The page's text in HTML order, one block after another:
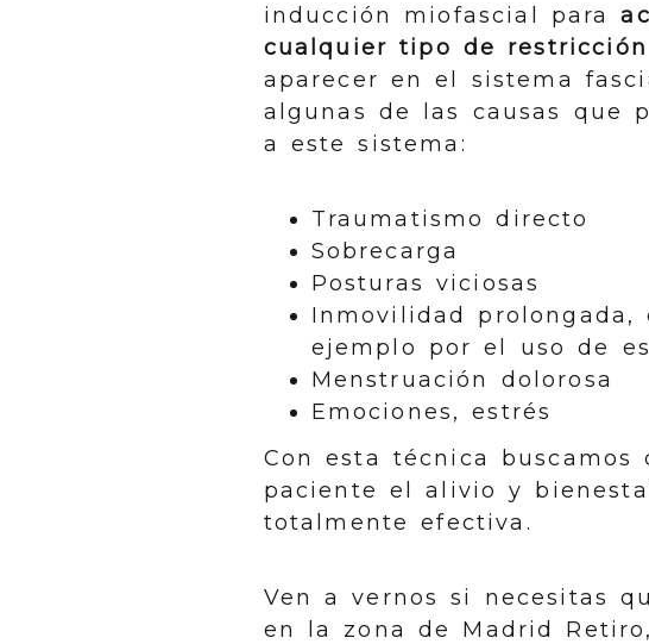
inducción miofascial para
cualquier tipo de restricción
aparecer en el sistema
algunas de las causas que
a este sistema:
Traumatismo directo
Sobrecarga
Posturas viciosas
Inmovilidad prolongada,
ejemplo por el uso de
Menstruación dolorosa
Emociones, estrés
Con esta técnica buscamos
paciente el alivio y
totalmente efectiva.
Ven a vernos si necesitas
en la zona de Madrid